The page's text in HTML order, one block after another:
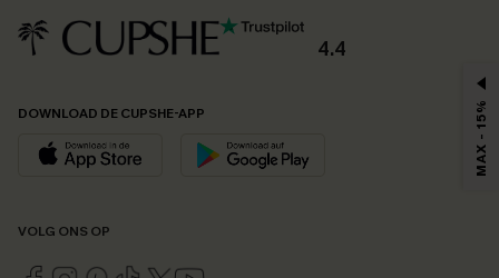
4.4
DOWNLOAD DE CUPSHE-APP
VOLG ONS OP
MAX - 15%